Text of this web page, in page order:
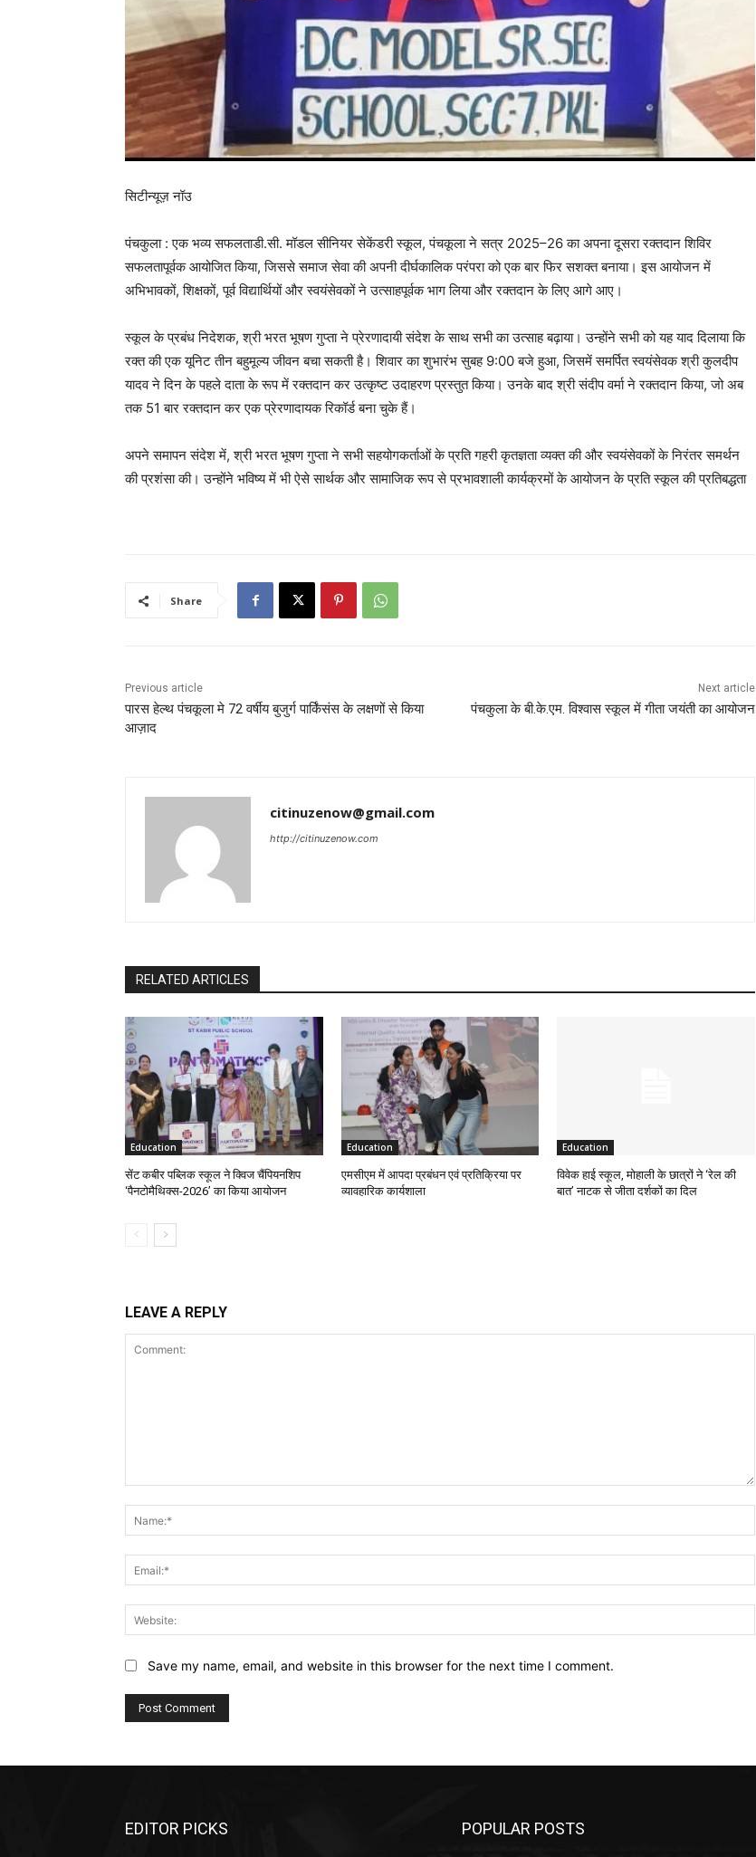
सिटीन्यूज़ नॉउ
पंचकुला : एक भव्य सफलताडी.सी. मॉडल सीनियर सेकेंडरी स्कूल, पंचकूला ने सत्र 2025–26 का अपना दूसरा रक्तदान शिविर
सफलतापूर्वक आयोजित किया, जिससे समाज सेवा की अपनी दीर्घकालिक परंपरा को एक बार फिर सशक्त बनाया। इस आयोजन में
अभिभावकों, शिक्षकों, पूर्व विद्यार्थियों और स्वयंसेवकों ने उत्साहपूर्वक भाग लिया और रक्तदान के लिए आगे आए।
स्कूल के प्रबंध निदेशक, श्री भरत भूषण गुप्ता ने प्रेरणादायी संदेश के साथ सभी का उत्साह बढ़ाया। उन्होंने सभी को यह याद दिलाया कि
रक्त की एक यूनिट तीन बहुमूल्य जीवन बचा सकती है। शिवार का शुभारंभ सुबह 9:00 बजे हुआ, जिसमें समर्पित स्वयंसेवक श्री कुलदीप
यादव ने दिन के पहले दाता के रूप में रक्तदान कर उत्कृष्ट उदाहरण प्रस्तुत किया। उनके बाद श्री संदीप वर्मा ने रक्तदान किया, जो अब
तक 51 बार रक्तदान कर एक प्रेरणादायक रिकॉर्ड बना चुके हैं।
अपने समापन संदेश में, श्री भरत भूषण गुप्ता ने सभी सहयोगकर्ताओं के प्रति गहरी कृतज्ञता व्यक्त की और स्वयंसेवकों के निरंतर समर्थन
की प्रशंसा की। उन्होंने भविष्य में भी ऐसे सार्थक और सामाजिक रूप से प्रभावशाली कार्यक्रमों के आयोजन के प्रति स्कूल की प्रतिबद्धता
Share
Previous article
पारस हेल्थ पंचकूला मे 72 वर्षीय बुजुर्ग पार्किंसंस के लक्षणों से किया
आज़ाद
Next article
पंचकुला के बी.के.एम. विश्वास स्कूल में गीता जयंती का आयोजन
citinuzenow@gmail.com
http://citinuzenow.com
RELATED ARTICLES
Education
सेंट कबीर पब्लिक स्कूल ने क्विज चैंपियनशिप
‘पैनटोमैथिक्स-2026’ का किया आयोजन
Education
एमसीएम में आपदा प्रबंधन एवं प्रतिक्रिया पर
व्यावहारिक कार्यशाला
Education
विवेक हाई स्कूल, मोहाली के छात्रों ने ‘रेल की
बात’ नाटक से जीता दर्शकों का दिल
LEAVE A REPLY
Save my name, email, and website in this browser for the next time I comment.
EDITOR PICKS POPULAR POSTS